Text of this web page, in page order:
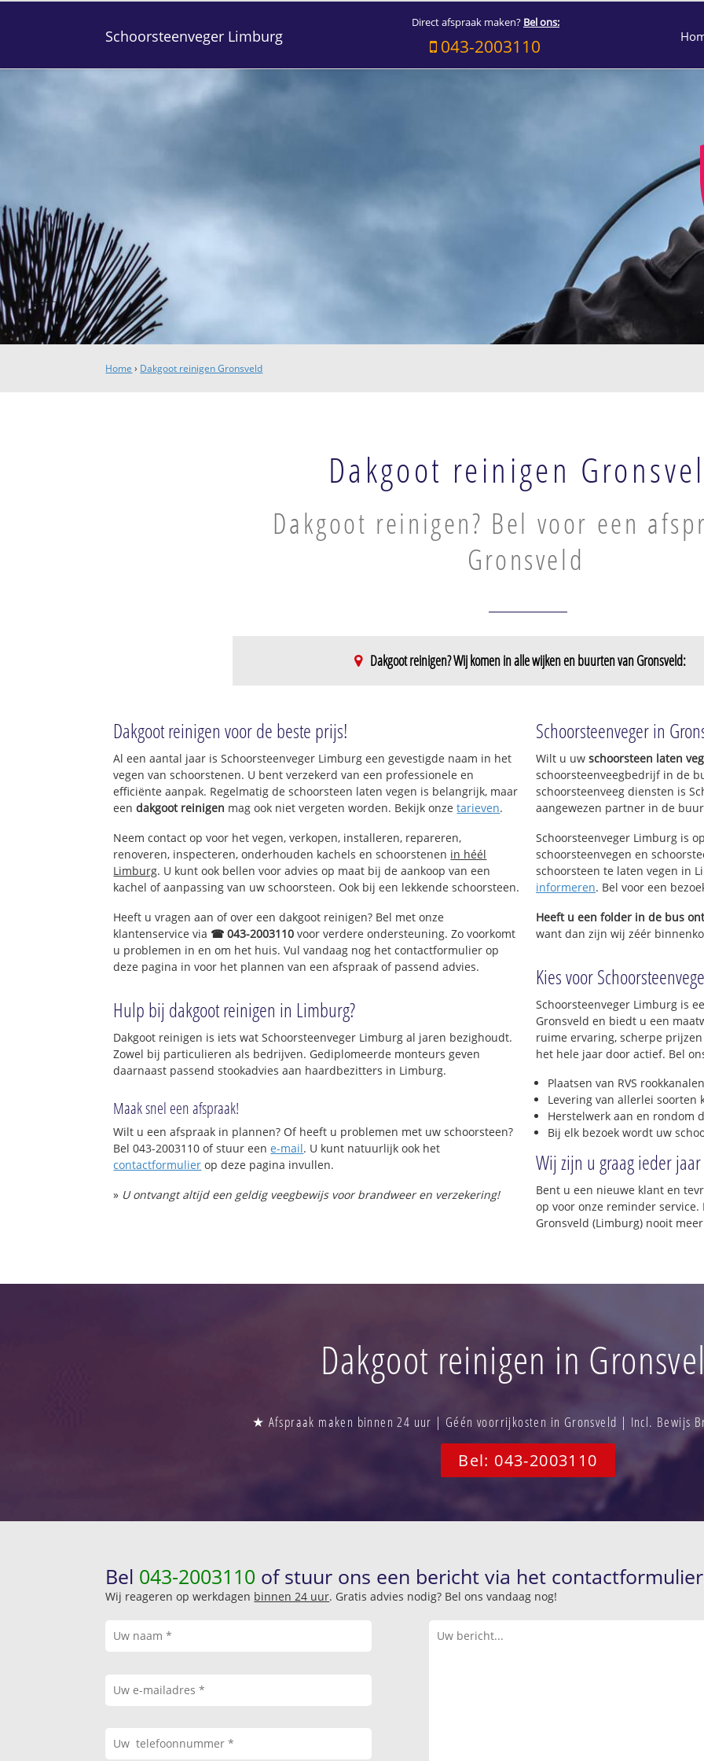
Schoorsteenveger Limburg
Direct afspraak maken? Bel ons:
043-2003110
Home › Dakgoot reinigen Gronsveld
Dakgoot reinigen
Dakgoot reinigen? Bel voor een
Gronsveld
Dakgoot reinigen? Wij komen in alle wijken en buurten van Gronsveld:
Rijckholt
Dakgoot reinigen voor de beste prijs!
Al een aantal jaar is Schoorsteenveger Limburg een gevestigde naam in het
vegen van schoorstenen. U bent verzekerd van een professionele en
efficiënte aanpak. Regelmatig de schoorsteen laten vegen is belangrijk, maar
eendakgoot reinigen mag ook niet vergeten worden. Bekijk onzetarieven.
Neem contact op voor het vegen, verkopen, installeren, repareren,
renoveren, inspecteren, onderhouden kachels en schoorstenen in héél
Limburg. U kunt ook bellen voor advies op maat bij de aankoop van een
kachel of aanpassing van uw schoorsteen. Ook bij een lekkende schoorsteen.
Heeft u vragen aan of over een dakgoot reinigen? Bel met onze
klantenservice via ☎ 043-2003110 voor verdere ondersteuning. Zo voorkomt
u problemen in en om het huis. Vul vandaag nog het contactformulier op
deze pagina in voor het plannen van een afspraak of passend advies.
Hulp bij dakgoot reinigen in Limburg?
Dakgoot reinigen is iets wat Schoorsteenveger Limburg al jaren bezighoudt.
Zowel bij particulieren als bedrijven. Gediplomeerde monteurs geven
daarnaast passend stookadvies aan haardbezitters in Limburg.
Maak snel een afspraak!
Wilt u een afspraak in plannen? Of heeft u problemen met uw schoorsteen?
Bel 043-2003110 of stuur eene-mail. U kunt natuurlijk ook het
contactformulier op deze pagina invullen.
» U ontvangt altijd een geldig veegbewijs voor brandweer en verzekering!
Schoorsteenveger in
Wilt u uw schoorsteen laten
schoorsteenveegbedrijf in de
schoorsteenveeg diensten is
aangewezen partner in de
Schoorsteenveger Limburg is
schoorsteenvegen en
schoorsteen te laten vegen in
informeren. Bel voor een
Heeft u een folder in de bus
want dan zijn wij zéér
Kies voor
Schoorsteenveger Limburg is
Gronsveld en biedt u een
ruime ervaring, scherpe
het hele jaar door actief. Bel
Plaatsen van RVS
Levering van allerlei soorten
Herstelwerk aan en rondom
Bij elk bezoek wordt uw
Wij zijn u graag ieder
Bent u een nieuwe klant en
op voor onze reminder
Gronsveld (Limburg) nooit
Dakgoot reinigen in
★ Afspraak maken binnen 24 uur | Géén voorrijkosten in Gronsveld | Incl. Bewijs
Bel: 043-2003110
Bel 043-2003110 of stuur ons een bericht via het
Wij reageren op werkdagen binnen 24 uur. Gratis advies nodig? Bel ons vandaag nog!